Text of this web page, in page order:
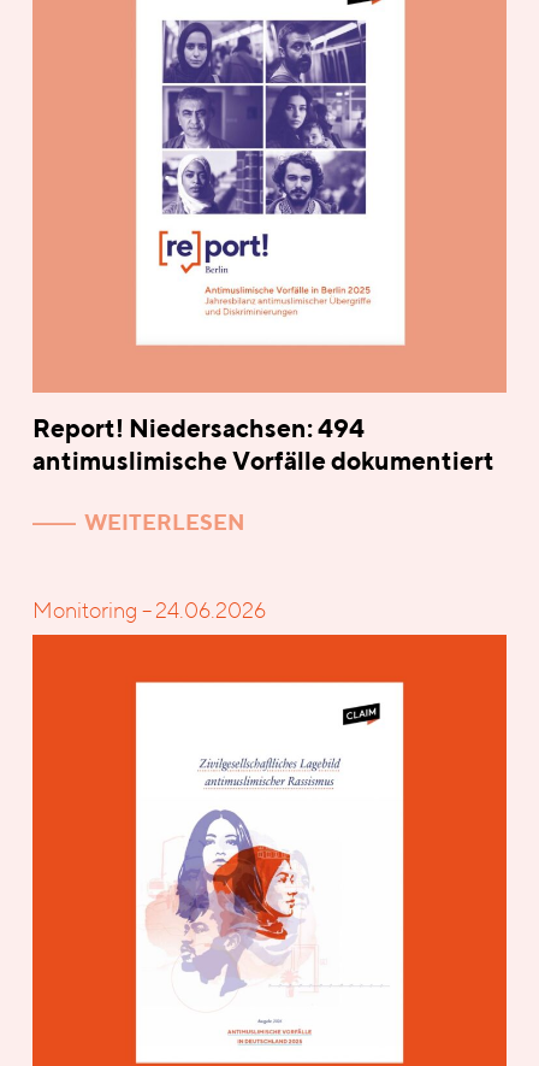
Report! Niedersachsen: 494
antimuslimische Vorfälle dokumentiert
WEITERLESEN
Monitoring – 24.06.2026